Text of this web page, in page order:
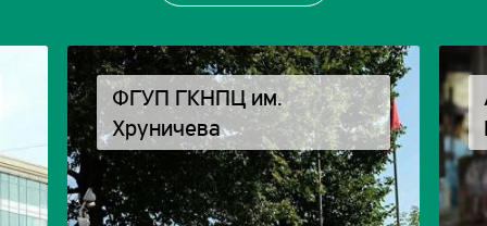
ФГУП ГКНПЦ им.
Хруничева